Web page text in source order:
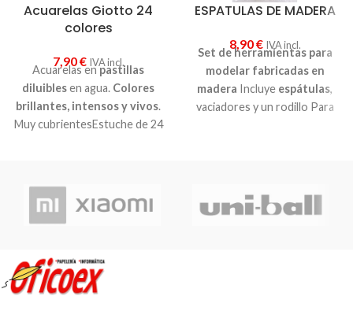
Acuarelas Giotto 24
colores
7,90€ IVA incl.
Acuarelas enpastillas
diluiblesen agua. Colores
brillantes, intensos y vivos.
Muy cubrientesEstuche de 24
ESPATULAS DE MADERA
8,90€ IVA incl.
Set de herramientas para
modelar fabricadas en
madera Incluye espátulas,
vaciadores y un rodillo Para